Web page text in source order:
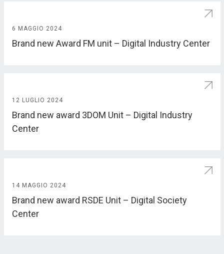
6 MAGGIO 2024
Brand new Award FM unit – Digital Industry Center
12 LUGLIO 2024
Brand new award 3DOM Unit – Digital Industry
Center
14 MAGGIO 2024
Brand new award RSDE Unit – Digital Society
Center